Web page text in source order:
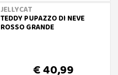
JELLYCAT
TEDDY PUPAZZO DI NEVE
ROSSO GRANDE
€ 40,99